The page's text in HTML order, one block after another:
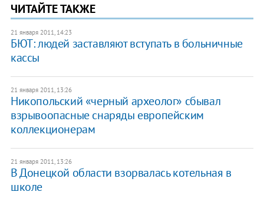
ЧИТАЙТЕ ТАКЖЕ
21 января 2011, 14:23
БЮТ: людей заставляют вступать в больничные
кассы
21 января 2011, 13:26
Никопольский «черный археолог» сбывал
взрывоопасные снаряды европейским
коллекционерам
21 января 2011, 13:26
​В Донецкой области взорвалась котельная в
школе